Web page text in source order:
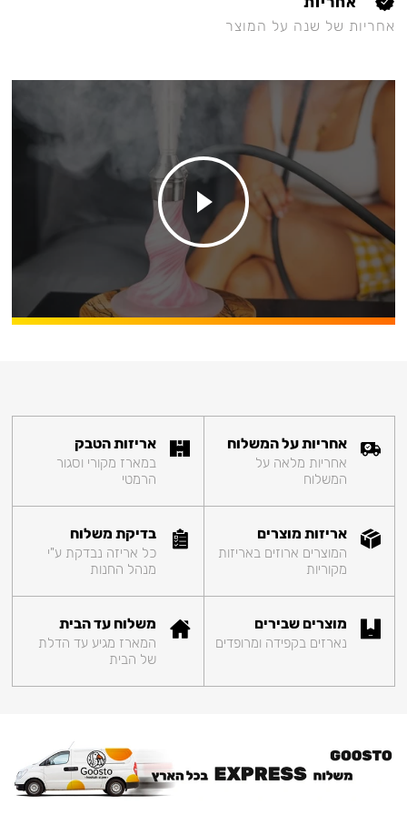
אחריות של שנה על המוצר
אחריות על המשלוח
אחריות מלאה על
המשלוח
אריזות הטבק
במארז מקורי וסגור
הרמטי
אריזות מוצרים
המוצרים ארוזים באריזות
מקוריות
בדיקת משלוח
כל אריזה נבדקת ע"י
מנהל החנות
מוצרים שבירים
נארזים בקפידה ומרופדים
משלוח עד הבית
המארז מגיע עד הדלת
של הבית